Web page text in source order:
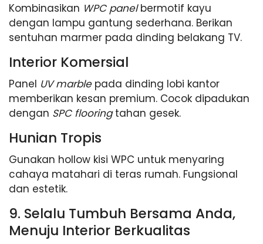
Kombinasikan WPC panelbermotif kayu
dengan lampu gantung sederhana. Berikan
sentuhan marmer pada dinding belakang TV.
Interior Komersial
Panel UV marblepada dinding lobi kantor
memberikan kesan premium. Cocok dipadukan
dengan SPC flooringtahan gesek.
Hunian Tropis
Gunakan hollow kisi WPC untuk menyaring
cahaya matahari di teras rumah. Fungsional
dan estetik.
9. Selalu Tumbuh Bersama Anda,
Menuju Interior Berkualitas